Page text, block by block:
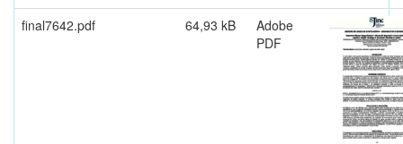
final7642.pdf
64,93 kB
Adobe
PDF